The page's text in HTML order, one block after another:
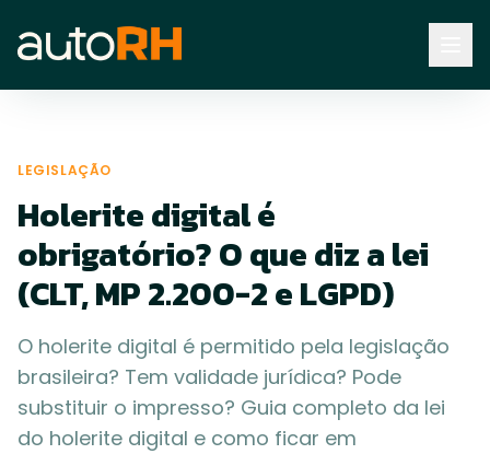
Blog holerite digital obrigatorio lei
LEGISLAÇÃO
Holerite digital é
obrigatório? O que diz a lei
(CLT, MP 2.200-2 e LGPD)
O holerite digital é permitido pela legislação
brasileira? Tem validade jurídica? Pode
substituir o impresso? Guia completo da lei
do holerite digital e como ficar em